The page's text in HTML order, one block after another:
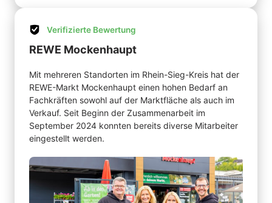
Verifizierte Bewertung
REWE Mockenhaupt
Mit mehreren Standorten im Rhein-Sieg-Kreis hat der
REWE-Markt Mockenhaupt einen hohen Bedarf an
Fachkräften sowohl auf der Marktfläche als auch im
Verkauf. Seit Beginn der Zusammenarbeit im
September 2024 konnten bereits diverse Mitarbeiter
eingestellt werden.